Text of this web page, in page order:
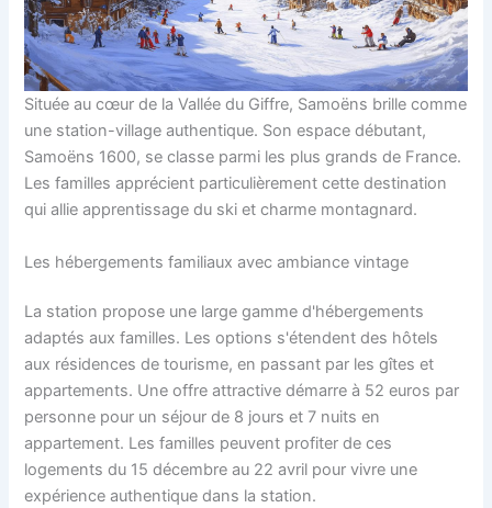
Située au cœur de la Vallée du Giffre, Samoëns brille comme
une station-village authentique. Son espace débutant,
Samoëns 1600, se classe parmi les plus grands de France.
Les familles apprécient particulièrement cette destination
qui allie apprentissage du ski et charme montagnard.
Les hébergements familiaux avec ambiance vintage
La station propose une large gamme d'hébergements
adaptés aux familles. Les options s'étendent des hôtels
aux résidences de tourisme, en passant par les gîtes et
appartements. Une offre attractive démarre à 52 euros par
personne pour un séjour de 8 jours et 7 nuits en
appartement. Les familles peuvent profiter de ces
logements du 15 décembre au 22 avril pour vivre une
expérience authentique dans la station.